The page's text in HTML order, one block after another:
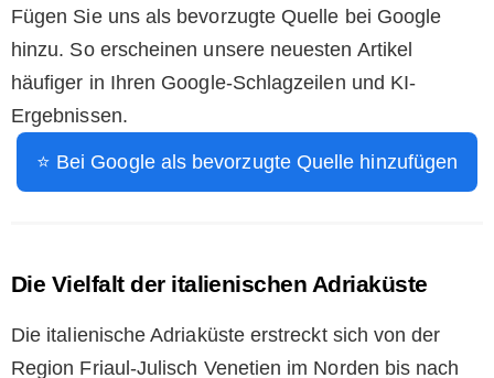
Fügen Sie uns als bevorzugte Quelle bei Google
hinzu. So erscheinen unsere neuesten Artikel
häufiger in Ihren Google-Schlagzeilen und KI-
Ergebnissen.
⭐ Bei Google als bevorzugte Quelle hinzufügen
Die Vielfalt der italienischen Adriaküste
Die italienische Adriaküste erstreckt sich von der
Region Friaul-Julisch Venetien im Norden bis nach